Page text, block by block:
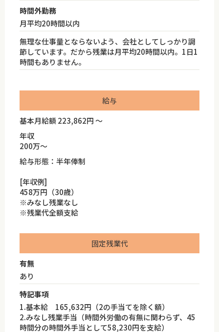
時間外勤務
月平均20時間以内
無理な仕事量とならないよう、会社としてしっかり調
節しています。だから残業は月平均20時間以内。1日1
時間もありません。
給与
基本月給額 223,862円 ～
年収
200万～
給与形態：半年俸制
[年収例]
458万円（30歳）
※みなし残業なし
※残業代全額支給
固定残業代
有無
あり
特記事項
1.基本給 165,632円（2の手当てを除く額）
2.みなし残業手当（時間外労働の有無に関わらず、45
時間分の時間外手当として58,230円を支給）